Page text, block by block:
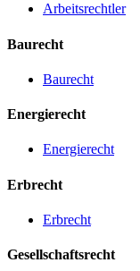
Arbeitsrechtler
Baurecht
Baurecht
Energierecht
Energierecht
Erbrecht
Erbrecht
Gesellschaftsrecht